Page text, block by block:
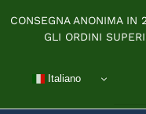
contenuto
CONSEGNA ANONIMA IN
GLI ORDINI
Italiano